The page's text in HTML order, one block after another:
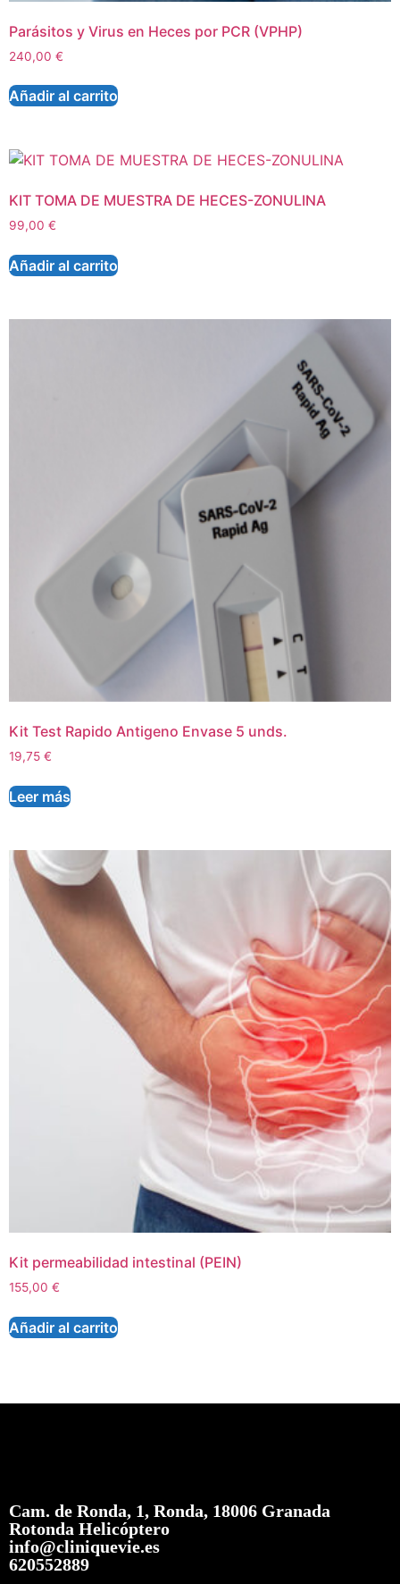
Parásitos y Virus en Heces por PCR (VPHP)
240,00 €
Añadir al carrito
KIT TOMA DE MUESTRA DE HECES-ZONULINA
99,00 €
Añadir al carrito
Kit Test Rapido Antigeno Envase 5 unds.
19,75 €
Leer más
Kit permeabilidad intestinal (PEIN)
155,00 €
Añadir al carrito
Cam. de Ronda, 1, Ronda, 18006 Granada
Rotonda Helicóptero
info@cliniquevie.es
620552889